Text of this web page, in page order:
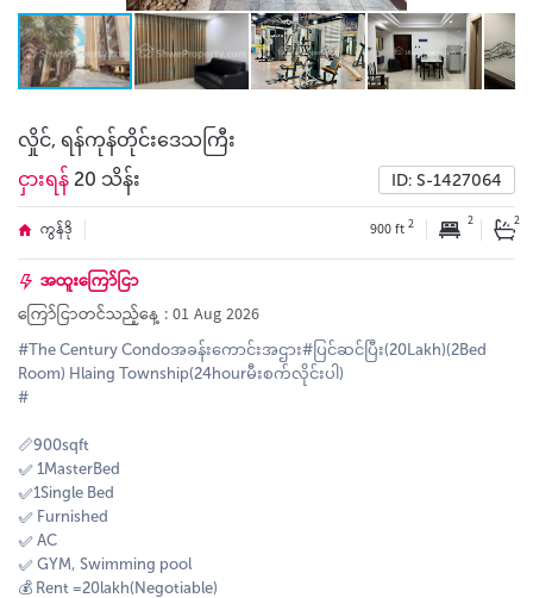
လှိုင်, ရန်ကုန်တိုင်းဒေသကြီး
ငှားရန် 20 သိန်း ID: S-1427064
ကွန်ဒို 900 ft 2 2 2
အထူးကြော်ငြာ
ကြော်ငြာတင်သည့်နေ့ : 01 Aug 2026
#The Century Condoအခန်းကောင်းအဌား#ပြင်ဆင်ပြီး(20Lakh)(2Bed
Room) Hlaing Township(24hourမီးစက်လိုင်းပါ)
#
📏900sqft
✅ 1MasterBed
✅1Single Bed
✅ Furnished
✅ AC
✅ GYM, Swimming pool
💰 Rent =20lakh(Negotiable)